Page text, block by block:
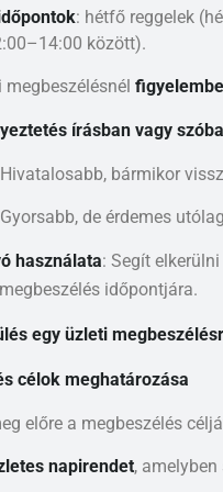
: hétfő reggelek
között).
megbeszélésnél
írásban vagy
bármikor
de érdemes
használata: Segít
időpontjára.
egy üzleti
célok meghatározása
előre a megbeszélés
napirendet,